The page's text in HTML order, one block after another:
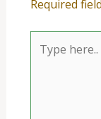
Required
here..